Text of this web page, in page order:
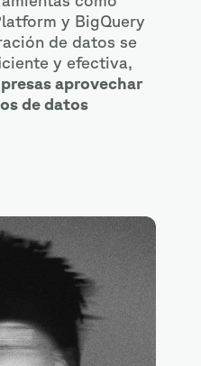
y BigQuery
de datos se
y efectiva,
aprovechar
de datos